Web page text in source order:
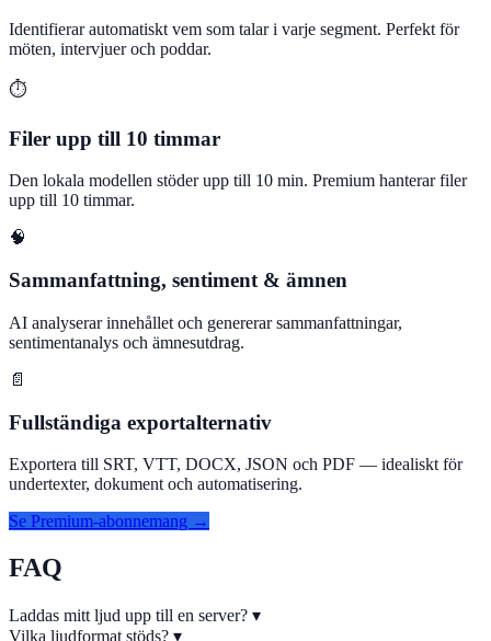
Identifierar automatiskt vem som talar i varje segment. Perfekt för
möten, intervjuer och poddar.
⏱️
Filer upp till 10 timmar
Den lokala modellen stöder upp till 10 min. Premium hanterar filer
upp till 10 timmar.
🧠
Sammanfattning, sentiment & ämnen
AI analyserar innehållet och genererar sammanfattningar,
sentimentanalys och ämnesutdrag.
📄
Fullständiga exportalternativ
Exportera till SRT, VTT, DOCX, JSON och PDF — idealiskt för
undertexter, dokument och automatisering.
Se Premium-abonnemang →
FAQ
Laddas mitt ljud upp till en server? ▾
Vilka ljudformat stöds? ▾